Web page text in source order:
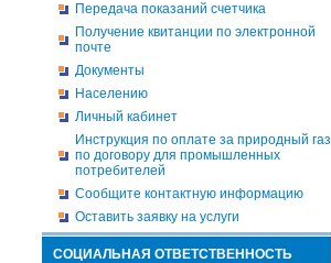
Передача показаний счетчика
Получение квитанции по электронной
почте
Документы
Населению
Личный кабинет
Инструкция по оплате за природный газ
по договору для промышленных
потребителей
Сообщите контактную информацию
Оставить заявку на услуги
СОЦИАЛЬНАЯ ОТВЕТСТВЕННОСТЬ